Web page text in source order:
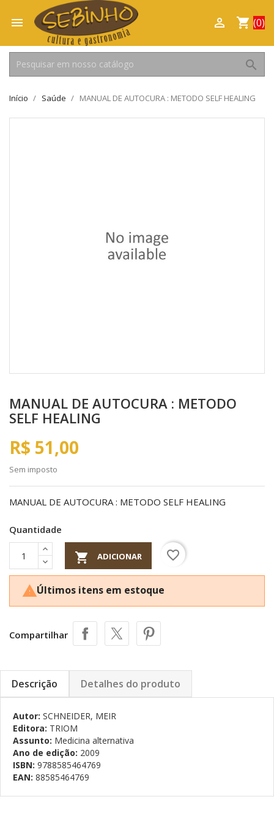
 shopping_cart (0)

search
Início Saúde MANUAL DE AUTOCURA : METODO SELF HEALING
MANUAL DE AUTOCURA : METODO
SELF HEALING
R$ 51,00
Sem imposto
MANUAL DE AUTOCURA : METODO SELF HEALING
Quantidade
 ADICIONAR favorite_border
Últimos itens em estoque
Compartilhar
Descrição Detalhes do produto
Autor: SCHNEIDER, MEIR
Editora: TRIOM
Assunto: Medicina alternativa
Ano de edição: 2009
ISBN: 9788585464769
EAN: 88585464769